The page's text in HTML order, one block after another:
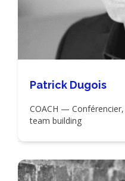
Patrick Dugois
COACH —
team building